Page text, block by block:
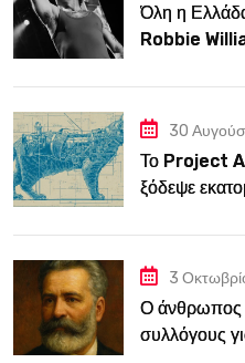
Όλη η
Robbie
30
Το Project
ξόδεψε
3
Ο άνθρωπος
συλλόγους